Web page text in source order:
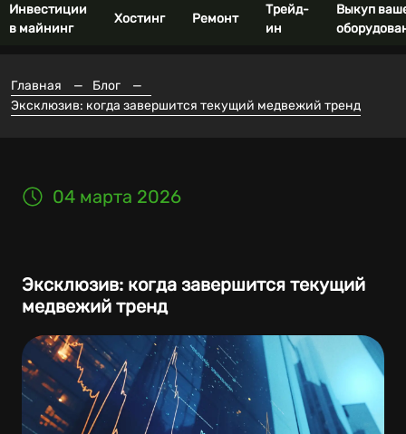
Инвестиции
в майнинг
Хостинг Ремонт
Трейд-
ин
Выкуп
Главная — Блог
—
Эксклюзив: когда завершится текущий медвежий тренд
04 марта 2026
Эксклюзив: когда завершится текущий
медвежий тренд